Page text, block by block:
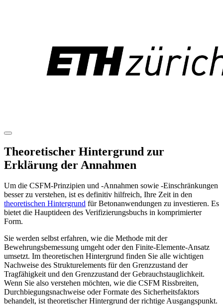
Theoretischer Hintergrund zur
Erklärung der Annahmen
Um die CSFM-Prinzipien und -Annahmen sowie -Einschränkungen
besser zu verstehen, ist es definitiv hilfreich, Ihre Zeit in den
theoretischen Hintergrund für Betonanwendungen zu investieren. Es
bietet die Hauptideen des Verifizierungsbuchs in komprimierter
Form.
Sie werden selbst erfahren, wie die Methode mit der
Bewehrungsbemessung umgeht oder den Finite-Elemente-Ansatz
umsetzt. Im theoretischen Hintergrund finden Sie alle wichtigen
Nachweise des Strukturelements für den Grenzzustand der
Tragfähigkeit und den Grenzzustand der Gebrauchstauglichkeit.
Wenn Sie also verstehen möchten, wie die CSFM Rissbreiten,
Durchbiegungsnachweise oder Formate des Sicherheitsfaktors
behandelt, ist theoretischer Hintergrund der richtige Ausgangspunkt.